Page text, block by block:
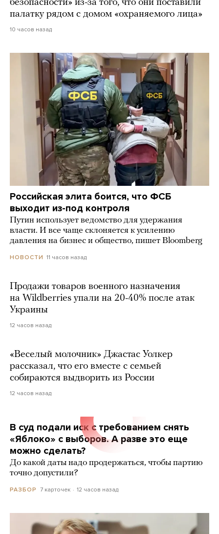
безопасности» из-за того, что они поставили
палатку рядом с домом «охраняемого лица»
10 часов назад
Российская элита боится, что ФСБ
выходит из-под контроля
Путин использует ведомство для удержания
власти. И все чаще склоняется к усилению
давления на бизнес и общество, пишет Bloomberg
НОВОСТИ 11 часов назад
Продажи товаров военного назначения
на Wildberries упали на 20-40% после атак
Украины
12 часов назад
«Веселый молочник» Джастас Уолкер
рассказал, что его вместе с семьей
собираются выдворить из России
12 часов назад
В суд подали иск с требованием снять
«Яблоко» с выборов. А разве это еще
можно сделать?
До какой даты надо продержаться, чтобы партию
точно допустили?
РАЗБОР 7 карточек 12 часов назад